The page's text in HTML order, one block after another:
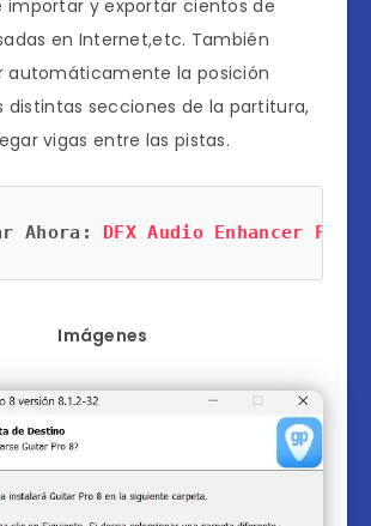
importar y exportar cientos de
en Internet,etc. También
automáticamente la posición
distintas secciones de la partitura,
vigas entre las pistas.
Ahora: DFX Audio Enhancer Full
Imágenes